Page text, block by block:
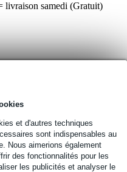
et d'autres techniques
sont indispensables au
Nous aimerions également
des fonctionnalités pour les
les publicités et analyser le
livraison samedi (Gratuit)